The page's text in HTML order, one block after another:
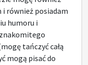
również posiadam
humoru i
tańczyć całą
mogą pisać do